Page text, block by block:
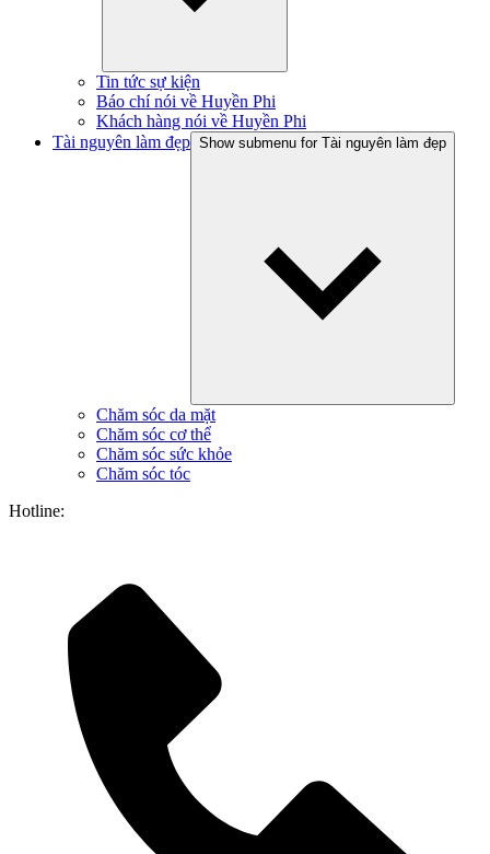
Tin tức sự kiện
Báo chí nói về Huyền Phi
Khách hàng nói về Huyền Phi
Tài nguyên làm đẹp Show submenu for Tài nguyên làm đẹp
Chăm sóc da mặt
Chăm sóc cơ thể
Chăm sóc sức khỏe
Chăm sóc tóc
Hotline: